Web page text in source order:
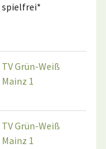
spielfrei*
TV Grün-Weiß
Mainz 1
TV Grün-Weiß
Mainz 1